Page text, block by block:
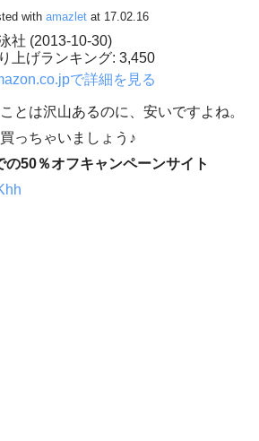
with amazlet at 17.02.16
社 (2013-10-30)
上げランキング: 3,450
で詳細を見る
とは沢山あるのに、安いですよね。
っちゃいましょう♪
の50％オフキャンペーンサイト